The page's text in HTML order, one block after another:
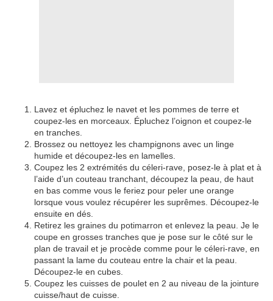
Lavez et épluchez le navet et les pommes de terre et
coupez-les en morceaux. Épluchez l’oignon et coupez-le
en tranches.
Brossez ou nettoyez les champignons avec un linge
humide et découpez-les en lamelles.
Coupez les 2 extrémités du céleri-rave, posez-le à plat et à
l’aide d’un couteau tranchant, découpez la peau, de haut
en bas comme vous le feriez pour peler une orange
lorsque vous voulez récupérer les suprêmes. Découpez-le
ensuite en dés.
Retirez les graines du potimarron et enlevez la peau. Je le
coupe en grosses tranches que je pose sur le côté sur le
plan de travail et je procède comme pour le céleri-rave, en
passant la lame du couteau entre la chair et la peau.
Découpez-le en cubes.
Coupez les cuisses de poulet en 2 au niveau de la jointure
cuisse/haut de cuisse.